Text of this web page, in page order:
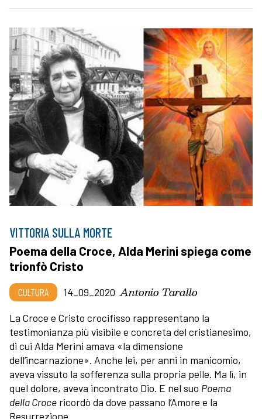
VITTORIA SULLA MORTE
Poema della Croce, Alda Merini spiega come
trionfò Cristo
CULTURA 14_09_2020 Antonio Tarallo
La Croce e Cristo crocifisso rappresentano la
testimonianza più visibile e concreta del cristianesimo,
di cui Alda Merini amava «la dimensione
dell’incarnazione». Anche lei, per anni in manicomio,
aveva vissuto la sofferenza sulla propria pelle. Ma lì, in
quel dolore, aveva incontrato Dio. E nel suo Poema
della Croce ricordò da dove passano l’Amore e la
Resurrezione